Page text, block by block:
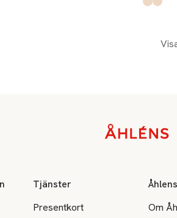
Rein,
Tjänster
Presentkort
Åhlens
Om